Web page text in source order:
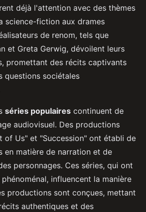
déjà l'attention avec des thèmes
science-fiction aux drames
de renom, tels que
et Greta Gerwig, dévoilent leurs
promettant des récits captivants
questions sociétales
séries populaires continuent de
audiovisuel. Des productions
of Us" et "Succession" ont établi de
en matière de narration et de
personnages. Ces séries, qui ont
influencent la manière
productions sont conçues, mettant
authentiques et des